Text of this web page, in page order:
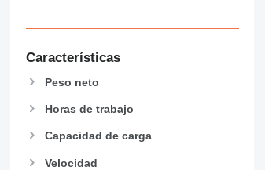
589
826
907
908
Características
Peso neto
Horas de trabajo
Capacidad de carga
Velocidad